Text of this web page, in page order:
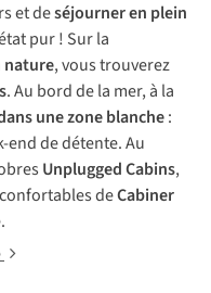
et deséjourner en plein
pur ! Sur la
nature, vous trouverez
. Au bord de la mer, à la
une zone blanche:
de détente. Au
Unplugged Cabins,
deCabiner